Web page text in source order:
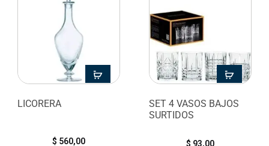
LICORERA
$ 560,00
SET 4 VASOS BAJOS
SURTIDOS
$ 93,00